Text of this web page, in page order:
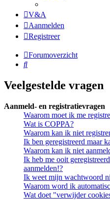
V&A
Aanmelden
Registreer
Forumoverzicht
Zoek
Veelgestelde vragen
Aanmeld- en registratievragen
Waarom moet ik me
Wat is COPPA?
Waarom kan ik niet
Ik ben geregistreerd maar
Waarom kan ik niet
Ik heb me ooit
aanmelden!?
Ik weet mijn wachtwoord
Waarom word ik
Wat doet "verwijder